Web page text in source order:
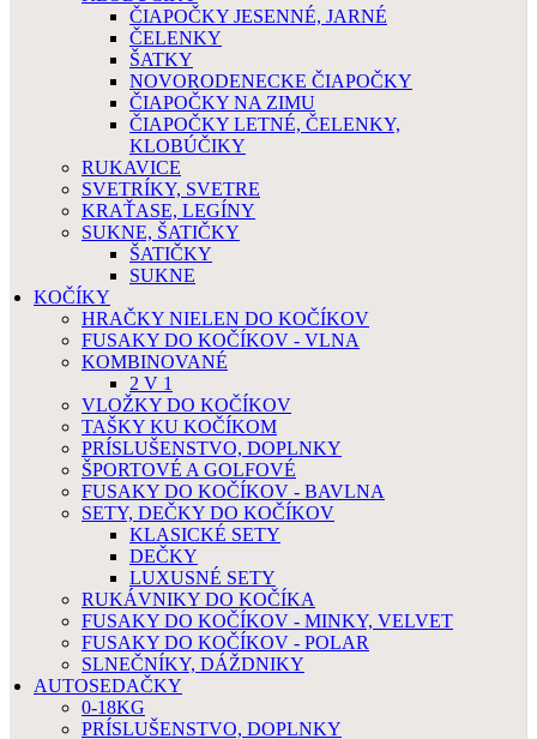
ČIAPOČKY JESENNÉ, JARNÉ
ČELENKY
ŠATKY
NOVORODENECKE ČIAPOČKY
ČIAPOČKY NA ZIMU
ČIAPOČKY LETNÉ, ČELENKY,
KLOBÚČIKY
RUKAVICE
SVETRÍKY, SVETRE
KRAŤASE, LEGÍNY
SUKNE, ŠATIČKY
ŠATIČKY
SUKNE
KOČÍKY
HRAČKY NIELEN DO KOČÍKOV
FUSAKY DO KOČÍKOV - VLNA
KOMBINOVANÉ
2 V 1
VLOŽKY DO KOČÍKOV
TAŠKY KU KOČÍKOM
PRÍSLUŠENSTVO, DOPLNKY
ŠPORTOVÉ A GOLFOVÉ
FUSAKY DO KOČÍKOV - BAVLNA
SETY, DEČKY DO KOČÍKOV
KLASICKÉ SETY
DEČKY
LUXUSNÉ SETY
RUKÁVNIKY DO KOČÍKA
FUSAKY DO KOČÍKOV - MINKY, VELVET
FUSAKY DO KOČÍKOV - POLAR
SLNEČNÍKY, DÁŽDNIKY
AUTOSEDAČKY
0-18KG
PRÍSLUŠENSTVO, DOPLNKY